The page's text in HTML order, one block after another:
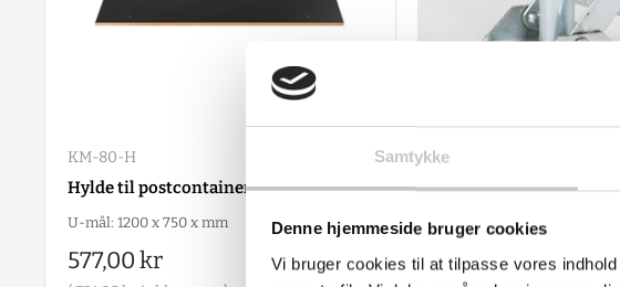
Samtykke
Denne hjemmeside bruger cookies
Vi bruger cookies til at tilpasse vores
KM-80-H
Hylde til postcontainer
U-mål: 1200 x 750 x mm
Salgspris
577,00 kr
BS-10102029
Centralbremse til
Salgspris
665,00 kr
( 831,25 krinkl. moms )